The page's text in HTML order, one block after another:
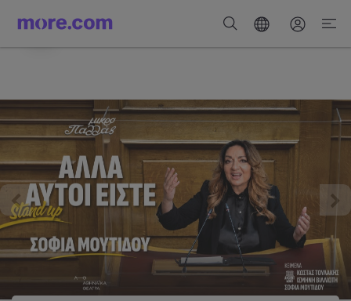
Η καλύτερη εμπειρία για να ανακαλύπτεις
Λήψη